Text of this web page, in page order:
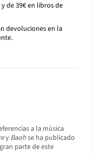
de 39€ en libros de
devoluciones en la
a la música
y Baohse ha publicado
parte de este